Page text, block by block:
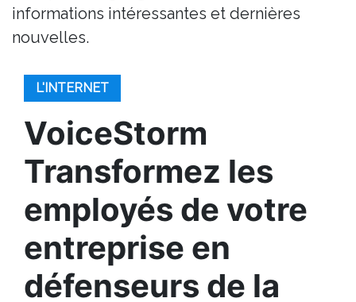
informations intéressantes et dernières
nouvelles.
L'INTERNET
VoiceStorm
Transformez les
employés de votre
entreprise en
défenseurs de la